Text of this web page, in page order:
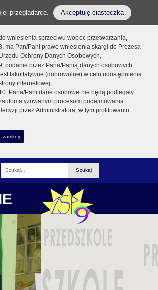
przeglądarce. Akceptuję ciasteczka
wniesienia sprzeciwu wobec przetwarzania,
ma Pan/Pani prawo wniesienia skargi do Prezesa
Ochrony Danych Osobowych,
podanie przez Pana/Panią danych osobowych
fakultatywne (dobrowolne) w celu udostępnienia
internetowej,
Pana/Pani dane osobowe nie będą podlegały
procesom podejmowania
przez Administratora, w tym profilowaniu.
zamknij
Fraza